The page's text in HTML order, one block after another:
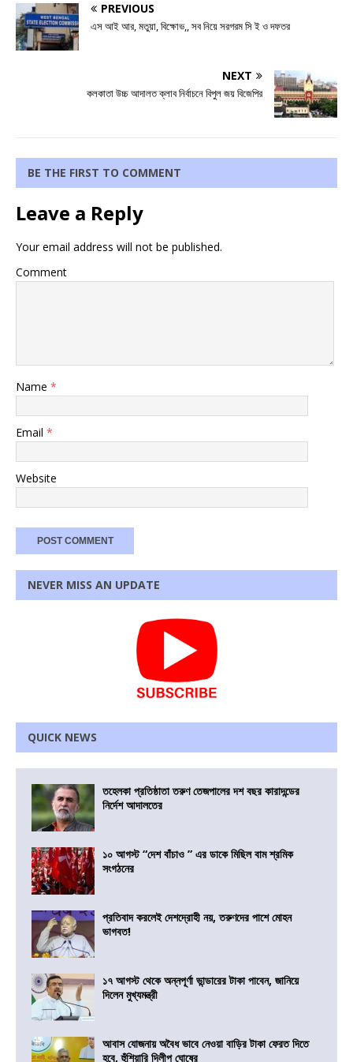
PREVIOUS
এস আই আর, মতুয়া, বিক্ষোভ,, সব নিয়ে সরগরম সি ই ও দফতর
NEXT
কলকাতা উচ্চ আদালত ক্লাব নির্বাচনে বিপুল জয় বিজেপির
BE THE FIRST TO COMMENT
Leave a Reply
Your email address will not be published.
Comment
Name *
Email *
Website
NEVER MISS AN UPDATE
QUICK NEWS
তহেলকা প্রতিষ্ঠাতা তরুণ তেজপালের দশ বছর কারাদন্ডের
নির্দেশ আদালতের
১০ আগস্ট “দেশ বাঁচাও ” এর ডাকে মিছিল বাম শ্রমিক
সংগঠনের
প্রতিবাদ করলেই দেশদ্রোহী নয়, তরুণদের পাশে মোহন
ভাগবত!
১৭ আগস্ট থেকে অন্নপূর্ণা ভান্ডারের টাকা পাবেন, জানিয়ে
দিলেন মুখ্যমন্ত্রী
আবাস যোজনায় অবৈধ ভাবে নেওয়া বাড়ির টাকা ফেরত দিতে
হবে, হুঁশিয়ারি দিলীপ ঘোষের